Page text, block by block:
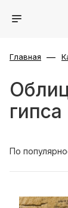
Главная —
гипса
По